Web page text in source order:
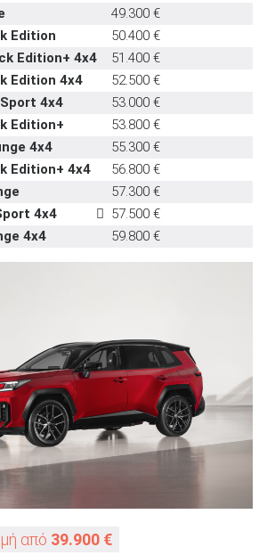
49.300 €
Edition
50.400 €
Edition+ 4x4
51.400 €
Edition 4x4
52.500 €
4x4
53.000 €
Edition+
53.800 €
4x4
55.300 €
Edition+ 4x4
56.800 €
57.300 €
4x4
57.500 €
4x4
59.800 €
από 39.900 €